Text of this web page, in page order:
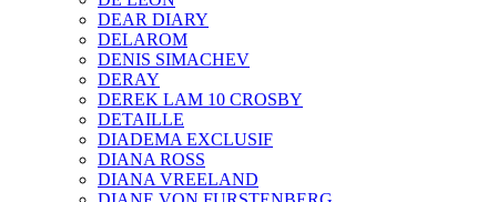
DEAR DIARY
DELAROM
DENIS SIMACHEV
DERAY
DEREK LAM 10 CROSBY
DETAILLE
DIADEMA EXCLUSIF
DIANA ROSS
DIANA VREELAND